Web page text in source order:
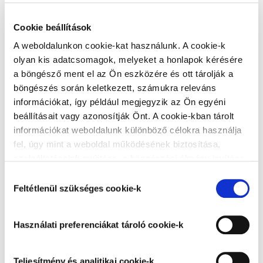
Cookie beállítások
A weboldalunkon cookie-kat használunk. A cookie-k
olyan kis adatcsomagok, melyeket a honlapok kérésére
a böngésző ment el az Ön eszközére és ott tárolják a
böngészés során keletkezett, számukra releváns
információkat, így például megjegyzik az Ön egyéni
beállításait vagy azonosítják Önt. A cookie-kban tárolt
információkat weboldalunk különböző célokra használja
fel, úgy mint a weboldal működésének biztosítása,
szabott ajánlatok megjelenítése, látogatottsági adatok
elemzése. A weboldalunk által alkalmazott cookie-k,
különösen a Google Analytics cookie-k működéséről,
azok letiltásáról azAdatkezelési tájékoztatóban
gombra kattintva hozzájárul a teljesítmény és analitikai,
kiválasztása
Feltétlenül szükséges cookie-k
Használati preferenciákat tároló cookie-k
Teljesítmény és analitikai cookie-k
magas fehérség párosul. A fal természetes szellőzését nem
megjelenést biztosít, viszont elengedhetetlen hozzá:
1. A megfelelő alapozás
glettelt falfelületet a Héra Falfix 1:5 arányú
hígított mélyalapozással alapozunk
korábban festett falfelületet Héra Prémium
3in1 alapozó festék használatával, hígítás
Héra Beltéri falfesték hígítása, megfelelő gép
kiválasztása és beállítása